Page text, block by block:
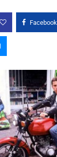
Facebook